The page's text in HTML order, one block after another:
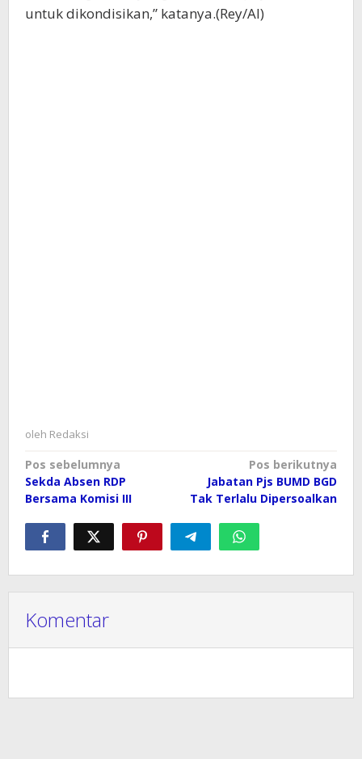
untuk dikondisikan,” katanya.(Rey/Al)
oleh Redaksi
Navigasi
pos
Pos sebelumnya
Sekda Absen RDP
Bersama Komisi III
Pos berikutnya
Jabatan Pjs BUMD BGD
Tak Terlalu Dipersoalkan
Komentar